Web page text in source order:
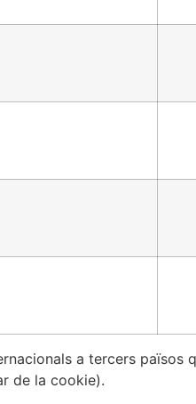
a tercers països
de la cookie).